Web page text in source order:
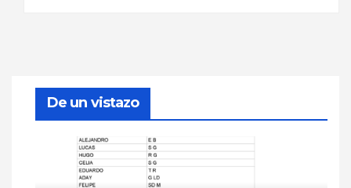
De un vistazo